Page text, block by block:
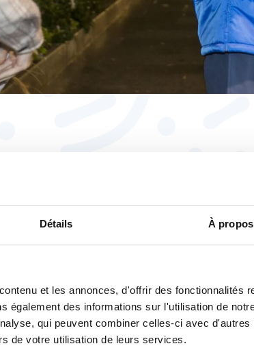
Détails À
et les annonces, d'offrir des fonctionnalités
également des informations sur l'utilisation de
qui peuvent combiner celles-ci avec d'autres
de votre utilisation de leurs services.
28 juillet |
Sur France Inter,
point sur les grands